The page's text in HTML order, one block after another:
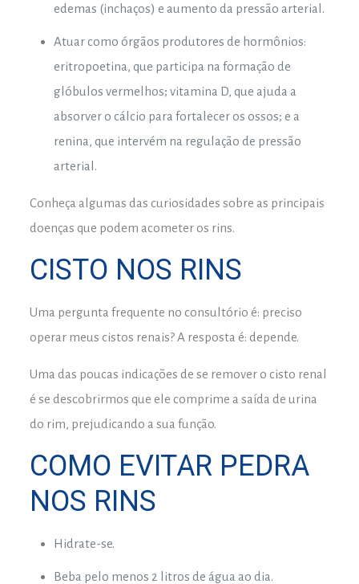
edemas (inchaços) e aumento da pressão arterial.
Atuar como órgãos produtores de hormônios:
eritropoetina, que participa na formação de
glóbulos vermelhos; vitamina D, que ajuda a
absorver o cálcio para fortalecer os ossos; e a
renina, que intervém na regulação de pressão
arterial.
Conheça algumas das curiosidades sobre as principais
doenças que podem acometer os rins.
CISTO NOS RINS
Uma pergunta frequente no consultório é: preciso
operar meus cistos renais? A resposta é: depende.
Uma das poucas indicações de se remover o cisto renal
é se descobrirmos que ele comprime a saída de urina
do rim, prejudicando a sua função.
COMO EVITAR PEDRA
NOS RINS
Hidrate-se.
Beba pelo menos 2 litros de água ao dia.